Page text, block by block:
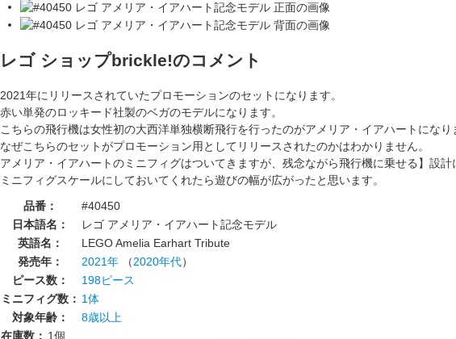
レゴ ショップbrickle!のコメント
2021年にリリースされていたプロモーションのセットになります。
赤い単発のロッキード社製のベガのモデルになります。
こちらの飛行機は女性初の大西洋単独横断飛行を行ったのがアメリア・イアハートになり
なぜこちらのセットがプロモーション用としてリリースされたのかはわかりません。
アメリア・イアハートのミニフィグはついてきますが、残念ながら飛行機に乗せる】設計
ミニフィグスケールにしておいてくれたら遊びの幅が広がったと思います。
品番：
#40450
日本語名：
レゴ アメリア・イアハート記念モデル
英語名：
LEGO Amelia Earhart Tribute
発売年：
2021年 （2020年代）
ピース数：
198ピース
ミニフィグ数： 1体
対象年齢：
8歳以上
在庫数： 1個